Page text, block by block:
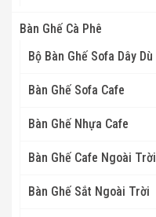
Bàn Ghế Cà Phê
Bộ Bàn Ghế Sofa Dây Dù
Bàn Ghế Sofa Cafe
Bàn Ghế Nhựa Cafe
Bàn Ghế Cafe Ngoài Trời
Bàn Ghế Sắt Ngoài Trời